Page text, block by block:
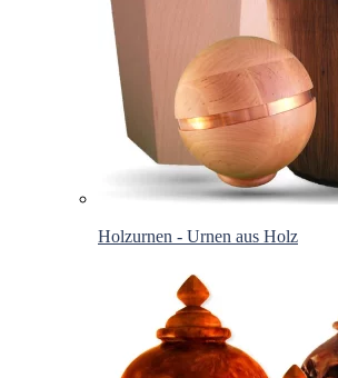
Holzurnen - Urnen aus Holz